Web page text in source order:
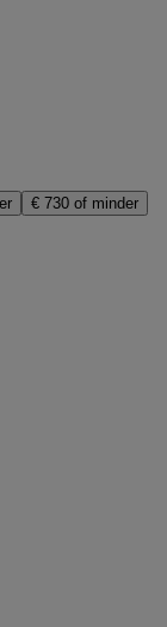
€ 730 of minder